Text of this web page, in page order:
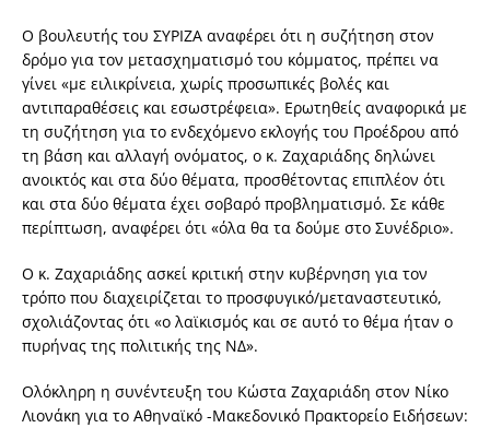
O βουλευτής του ΣΥΡΙΖΑ αναφέρει ότι η συζήτηση στον
δρόμο για τον μετασχηματισμό του κόμματος, πρέπει να
γίνει «με ειλικρίνεια, χωρίς προσωπικές βολές και
αντιπαραθέσεις και εσωστρέφεια». Ερωτηθείς αναφορικά με
τη συζήτηση για το ενδεχόμενο εκλογής του Προέδρου από
τη βάση και αλλαγή ονόματος, ο κ. Ζαχαριάδης δηλώνει
ανοικτός και στα δύο θέματα, προσθέτοντας επιπλέον ότι
και στα δύο θέματα έχει σοβαρό προβληματισμό. Σε κάθε
περίπτωση, αναφέρει ότι «όλα θα τα δούμε στο Συνέδριο».
Ο κ. Ζαχαριάδης ασκεί κριτική στην κυβέρνηση για τον
τρόπο που διαχειρίζεται το προσφυγικό/μεταναστευτικό,
σχολιάζοντας ότι «ο λαϊκισμός και σε αυτό το θέμα ήταν ο
πυρήνας της πολιτικής της ΝΔ».
Ολόκληρη η συνέντευξη του Κώστα Ζαχαριάδη στον Νίκο
Λιονάκη για το Αθηναϊκό -Μακεδονικό Πρακτορείο Ειδήσεων: